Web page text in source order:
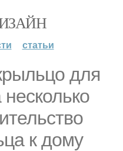
статьи
для
к дому